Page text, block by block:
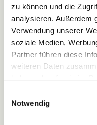
zu können und die
analysieren. Außerdem
Verwendung unserer
soziale Medien,
Partner führen diese
weiteren Daten
Notwendig
mit
2.500+
Climate-ID-
online